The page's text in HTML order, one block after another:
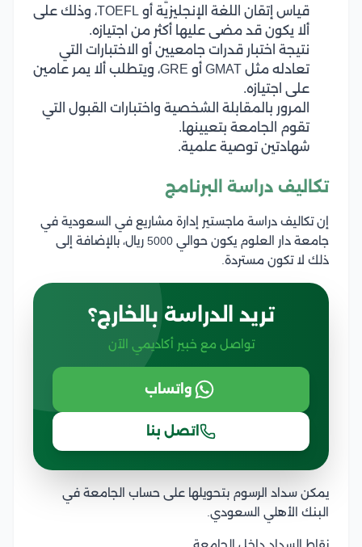
قياس إتقان اللغة الإنجليزية أو TOEFL، وذلك على
ألا يكون قد مضى عليها أكثر من اجتيازه.
نتيجة اختبار قدرات جامعيين أو الاختبارات التي
تعادله مثل GMAT أو GRE، ويتطلب ألا يمر عامين
على اجتيازه.
المرور بالمقابلة الشخصية واختبارات القبول التي
تقوم الجامعة بتعيينها.
شهادتين توصية علمية.
تكاليف دراسة البرنامج
إن تكاليف دراسة ماجستير إدارة مشاريع في السعودية في
جامعة دار العلوم يكون حوالي 5000 ريال، بالإضافة إلى
ذلك لا تكون مستردة.
تريد الدراسة بالخارج؟
تواصل مع خبير أكاديمي الآن
واتساب
اتصل بنا
يمكن سداد الرسوم بتحويلها على حساب الجامعة في
البنك الأهلي السعودي.